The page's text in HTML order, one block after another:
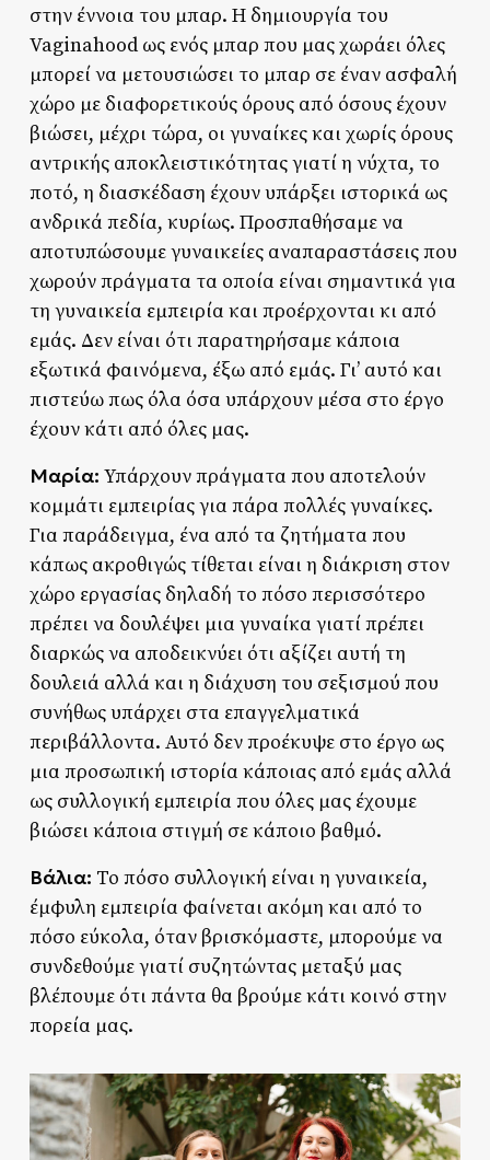
στην έννοια του μπαρ. Η δημιουργία του
Vaginahood ως ενός μπαρ που μας χωράει όλες
μπορεί να μετουσιώσει το μπαρ σε έναν ασφαλή
χώρο με διαφορετικούς όρους από όσους έχουν
βιώσει, μέχρι τώρα, οι γυναίκες και χωρίς όρους
αντρικής αποκλειστικότητας γιατί η νύχτα, το
ποτό, η διασκέδαση έχουν υπάρξει ιστορικά ως
ανδρικά πεδία, κυρίως. Προσπαθήσαμε να
αποτυπώσουμε γυναικείες αναπαραστάσεις που
χωρούν πράγματα τα οποία είναι σημαντικά για
τη γυναικεία εμπειρία και προέρχονται κι από
εμάς. Δεν είναι ότι παρατηρήσαμε κάποια
εξωτικά φαινόμενα, έξω από εμάς. Γι’ αυτό και
πιστεύω πως όλα όσα υπάρχουν μέσα στο έργο
έχουν κάτι από όλες μας.
Μαρία: Υπάρχουν πράγματα που αποτελούν
κομμάτι εμπειρίας για πάρα πολλές γυναίκες.
Για παράδειγμα, ένα από τα ζητήματα που
κάπως ακροθιγώς τίθεται είναι η διάκριση στον
χώρο εργασίας δηλαδή το πόσο περισσότερο
πρέπει να δουλέψει μια γυναίκα γιατί πρέπει
διαρκώς να αποδεικνύει ότι αξίζει αυτή τη
δουλειά αλλά και η διάχυση του σεξισμού που
συνήθως υπάρχει στα επαγγελματικά
περιβάλλοντα. Αυτό δεν προέκυψε στο έργο ως
μια προσωπική ιστορία κάποιας από εμάς αλλά
ως συλλογική εμπειρία που όλες μας έχουμε
βιώσει κάποια στιγμή σε κάποιο βαθμό.
Βάλια: Το πόσο συλλογική είναι η γυναικεία,
έμφυλη εμπειρία φαίνεται ακόμη και από το
πόσο εύκολα, όταν βρισκόμαστε, μπορούμε να
συνδεθούμε γιατί συζητώντας μεταξύ μας
βλέπουμε ότι πάντα θα βρούμε κάτι κοινό στην
πορεία μας.